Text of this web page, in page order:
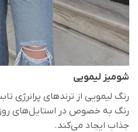
شومیز لیمویی
رنگ لیمویی از ترندهای
رنگ به خصوص در استایل‌های
جذاب ایجاد می‌کند.